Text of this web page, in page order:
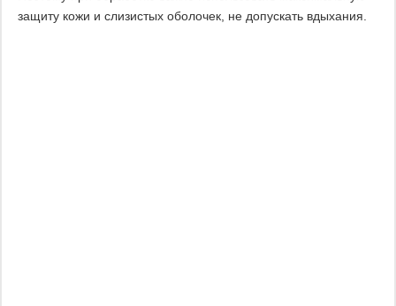
защиту кожи и слизистых оболочек, не допускать вдыхания.